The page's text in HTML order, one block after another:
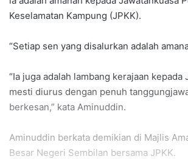
Keselamatan Kampung (JPKK).
“Setiap sen yang disalurkan adalah
“Ia juga adalah lambang kerajaan kepada
mesti diurus dengan penuh
berkesan,” kata Aminuddin.
Aminuddin berkata demikian di Majlis
Besar Negeri Sembilan bersama JPKK.